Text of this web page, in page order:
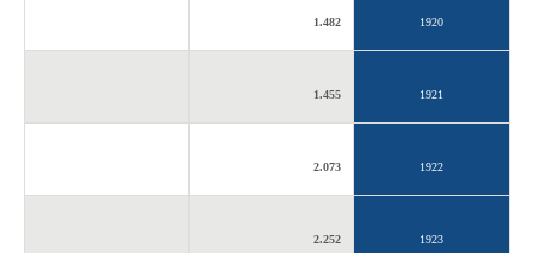
1920
1.482
1921
1.455
1922
2.073
1923
2.252